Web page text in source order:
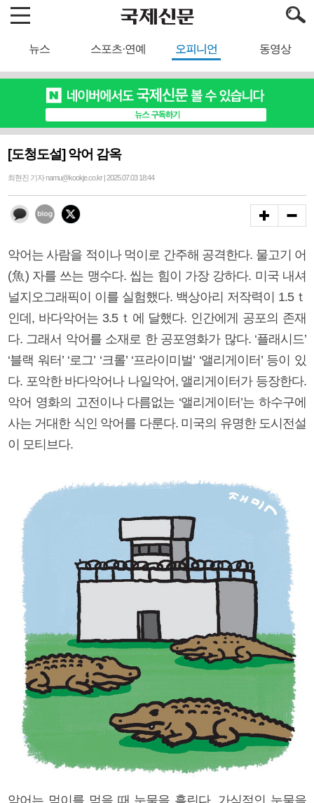
뉴스 스포츠·연예 오피니언 동영상
[도청도설] 악어 감옥
최현진 기자 namu@kookje.co.kr | 2025.07.03 18:44
악어는 사람을 적이나 먹이로 간주해 공격한다. 물고기 어
(魚) 자를 쓰는 맹수다. 씹는 힘이 가장 강하다. 미국 내셔
널지오그래픽이 이를 실험했다. 백상아리 저작력이 1.5ｔ
인데, 바다악어는 3.5ｔ에 달했다. 인간에게 공포의 존재
다. 그래서 악어를 소재로 한 공포영화가 많다. ‘플래시드’
‘블랙 워터’ ‘로그’ ‘크롤’ ‘프라이미벌’ ‘앨리게이터’ 등이 있
다. 포악한 바다악어나 나일악어, 앨리게이터가 등장한다.
악어 영화의 고전이나 다름없는 ‘앨리게이터’는 하수구에
사는 거대한 식인 악어를 다룬다. 미국의 유명한 도시전설
이 모티브다.
악어는 먹이를 먹을 때 눈물을 흘린다. 가식적인 눈물을